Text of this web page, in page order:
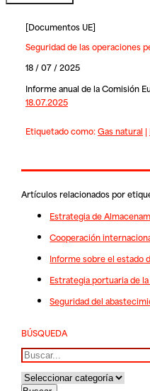
[Documentos UE]
Seguridad de las operaciones
18 / 07 / 2025
Informe anual de la Comisión
18.07.2025
Etiquetado como:Gas natural |
Artículos relacionados por
Estrategia de
Cooperación
Informe sobre el estado
Estrategia portuaria de la
Seguridad del
BÚSQUEDA
Buscar